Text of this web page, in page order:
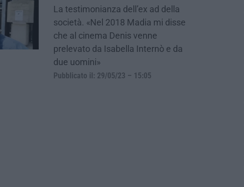
La testimonianza dell’ex ad della
società. «Nel 2018 Madia mi disse
che al cinema Denis venne
prelevato da Isabella Internò e da
due uomini»
Pubblicato il: 29/05/23 – 15:05